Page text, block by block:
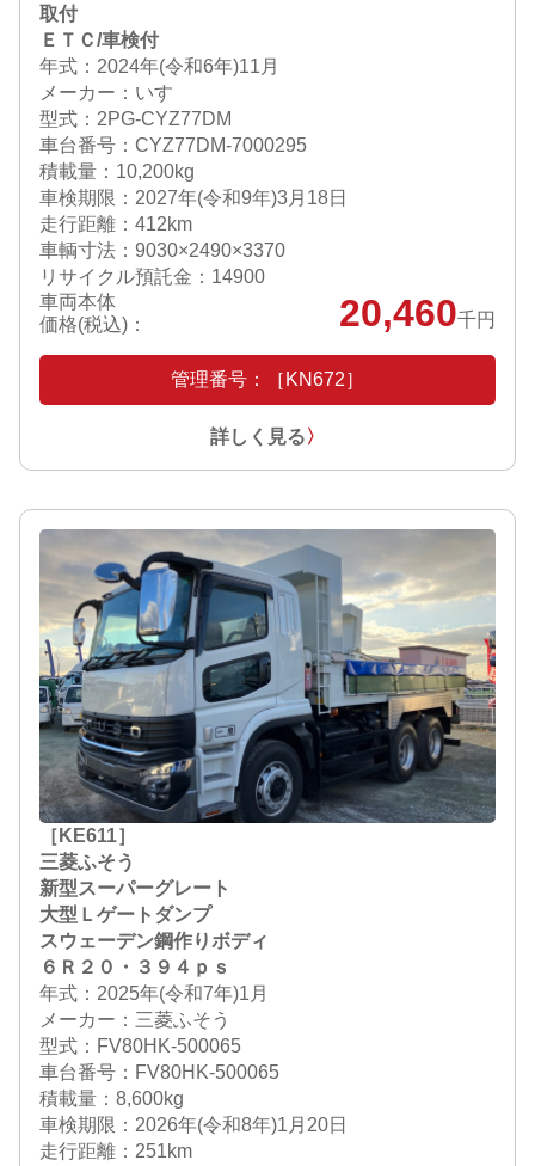
取付
ＥＴＣ/車検付
年式：2024年(令和6年)11月
メーカー：いすゞ
型式：2PG-CYZ77DM
車台番号：CYZ77DM-7000295
積載量：10,200kg
車検期限： 2027年(令和9年)3月18日
走行距離：412km
車輌寸法：9030×2490×3370
リサイクル預託金：14900
車両本体
価格(税込)：
20,460千円
管理番号：［KN672］
詳しく見る〉
［KE611］
三菱ふそう
新型スーパーグレート
大型Ｌゲートダンプ
スウェーデン鋼作りボディ
６Ｒ２０・３９４ｐｓ
年式：2025年(令和7年)1月
メーカー：三菱ふそう
型式：FV80HK-500065
車台番号：FV80HK-500065
積載量：8,600kg
車検期限： 2026年(令和8年)1月20日
走行距離：251km